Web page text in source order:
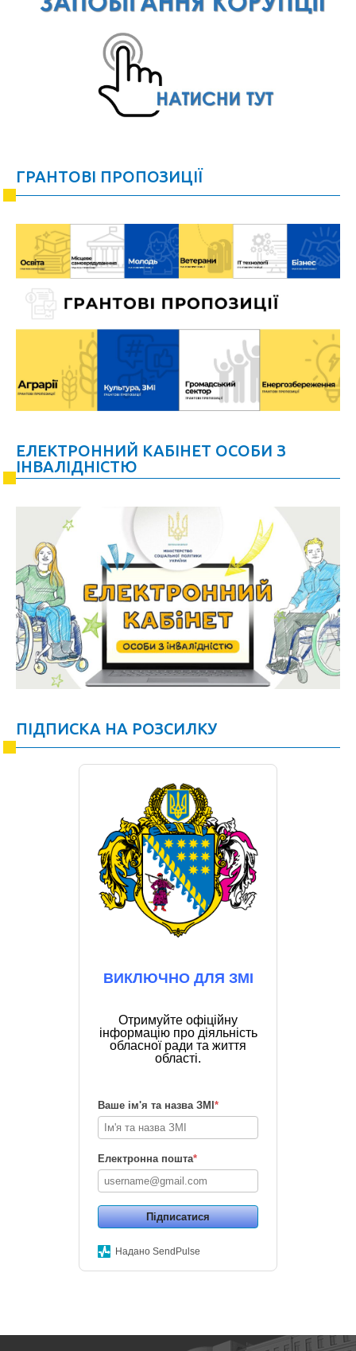
ГРАНТОВІ ПРОПОЗИЦІЇ
ЕЛЕКТРОННИЙ КАБІНЕТ ОСОБИ З
ІНВАЛІДНІСТЮ
ПІДПИСКА НА РОЗСИЛКУ
ВИКЛЮЧНО ДЛЯ ЗМІ
Отримуйте офіційну
інформацію про діяльність
обласної ради та життя
області.
Ваше ім'я та назва ЗМІ *
Електронна пошта*
Підписатися
Надано SendPulse